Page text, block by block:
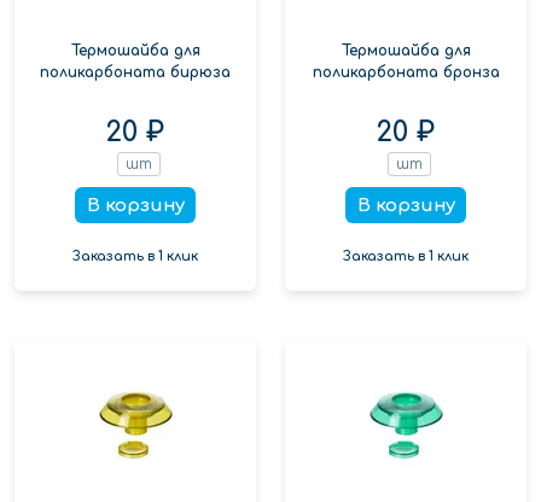
Термошайба для
поликарбоната бирюза
20 ₽
шт
В корзину
Заказать в 1 клик
Термошайба для
поликарбоната бронза
20 ₽
шт
В корзину
Заказать в 1 клик